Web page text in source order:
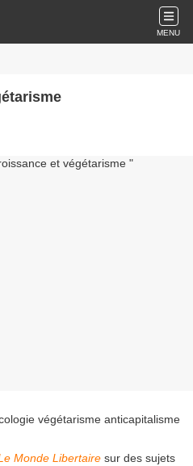
MENU
Monde Libertairesur des sujets